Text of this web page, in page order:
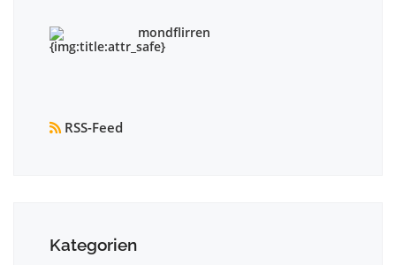
mondflirren
RSS-Feed
Kategorien